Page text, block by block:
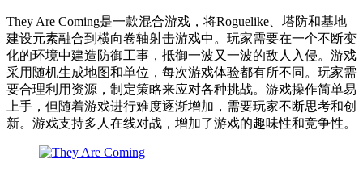
They Are Coming是一款混合游戏，将Roguelike、塔防和基地
建设元素融合到横向卷轴射击游戏中。玩家需要在一个不断变
化的环境中建造防御工事，抵御一波又一波的敌人入侵。游戏
采用随机生成地图和单位，每次游戏体验都有所不同。玩家需
要合理利用资源，制定策略来应对各种挑战。游戏操作简单易
上手，但随着游戏进行难度逐渐增加，需要玩家不断思考和创
新。游戏支持多人在线对战，增加了游戏的趣味性和竞争性。